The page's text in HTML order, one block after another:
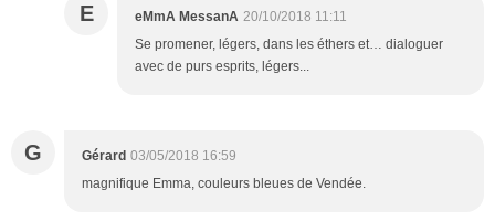
E eMmA MessanA 20/10/2018 11:11
Se promener, légers, dans les éthers et… dialoguer
avec de purs esprits, légers...
G Gérard 03/05/2018 16:59
magnifique Emma, couleurs bleues de Vendée.